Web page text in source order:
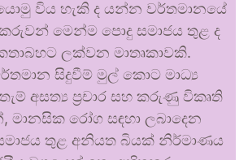
විය හැකි ද යන්න වර්තමානයේ
මෙන්ම පොදු සමාජය තුළ ද
ලක්වන මාතෘකාවකි.
සිදුවීම් මුල් කොට මාධ්‍ය
අසත්‍ය ප්‍රචාර සහ කරුණු විකෘති
මානසික රෝග සඳහා ලබාදෙන
තුළ අනියත බියක් නිර්මාණය